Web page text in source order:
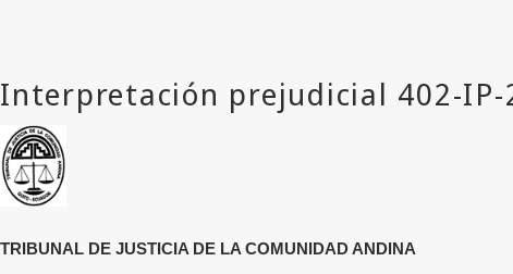
TRIBUNAL DE JUSTICIA DE LA COMUNIDAD ANDINA